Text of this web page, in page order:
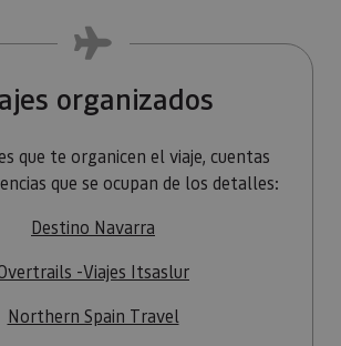
organizados
que te organicen el viaje, cuentas
que se ocupan de los detalles:
Destino Navarra
-Viajes Itsaslur
Northern Spain Travel